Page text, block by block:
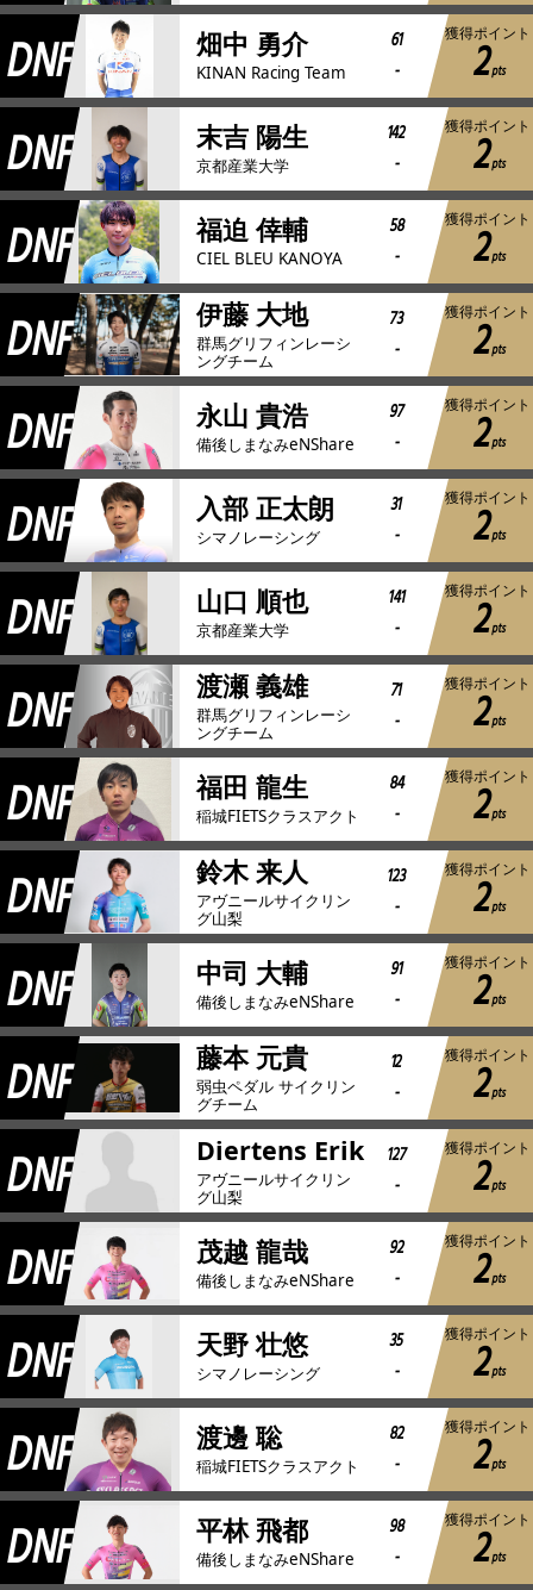
DNF 畑中 勇介
KINAN Racing Team
61
-
獲得ポイント
2pts
DNF 末吉 陽生
京都産業大学
142
-
獲得ポイント
2pts
DNF 福迫 倖輔
CIEL BLEU KANOYA
58
-
獲得ポイント
2pts
DNF 伊藤 大地
群馬グリフィンレーシ
ングチーム
73
-
獲得ポイント
2pts
DNF 永山 貴浩
備後しまなみeNShare
97
-
獲得ポイント
2pts
DNF 入部 正太朗
シマノレーシング
31
-
獲得ポイント
2pts
DNF 山口 順也
京都産業大学
141
-
獲得ポイント
2pts
DNF 渡瀬 義雄
群馬グリフィンレーシ
ングチーム
71
-
獲得ポイント
2pts
DNF 福田 龍生
稲城FIETSクラスアクト
84
-
獲得ポイント
2pts
DNF 鈴木 来人
アヴニールサイクリン
グ山梨
123
-
獲得ポイント
2pts
DNF 中司 大輔
備後しまなみeNShare
91
-
獲得ポイント
2pts
DNF 藤本 元貴
弱虫ペダル サイクリン
グチーム
12
-
獲得ポイント
2pts
DNF Diertens Erik
アヴニールサイクリン
グ山梨
127
-
獲得ポイント
2pts
DNF 茂越 龍哉
備後しまなみeNShare
92
-
獲得ポイント
2pts
DNF 天野 壮悠
シマノレーシング
35
-
獲得ポイント
2pts
DNF 渡邊 聡
稲城FIETSクラスアクト
82
-
獲得ポイント
2pts
DNF 平林 飛都
備後しまなみeNShare
98
-
獲得ポイント
2pts